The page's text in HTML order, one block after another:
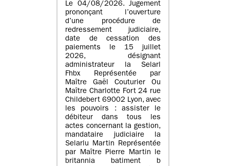
Le 04/08/2026. Jugement
prononçant l’ouverture
d’une procédure de
redressement judiciaire,
date de cessation des
paiements le 15 juillet
2026, désignant
administrateur la Selarl
Fhbx Représentée par
Maître Gaël Couturier Ou
Maître Charlotte Fort 24 rue
Childebert 69002 Lyon, avec
les pouvoirs : assister le
débiteur dans tous les
actes concernant la gestion,
mandataire judiciaire la
Selarlu Martin Représentée
par Maître Pierre Martin le
britannia batiment b